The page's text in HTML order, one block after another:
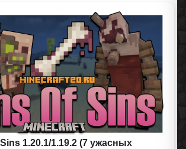
1.20.1/1.19.2 (7 ужасных